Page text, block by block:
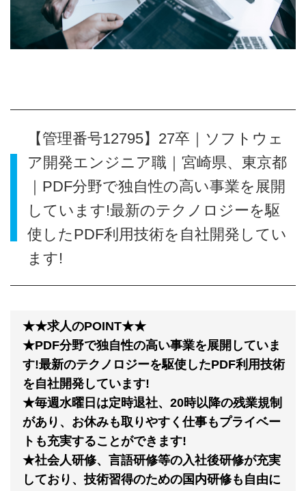
【管理番号12795】27卒｜ソフトウェ
ア開発エンジニア職｜宮崎県、東京都
｜PDF分野で独自性の高い事業を展開
しています!最新のテクノロジーを駆
使したPDF利用技術を自社開発してい
ます!
★★求人のPOINT★★
★PDF分野で独自性の高い事業を展開していま
す!最新のテクノロジーを駆使したPDF利用技術
を自社開発しています!
★毎週水曜日は定時退社、20時以降の残業規制
があり、お休みも取りやすく仕事もプライベー
トも充実することができます!
★社会人研修、言語研修等の入社後研修が充実
しており、技術習得のための国内研修も自由に